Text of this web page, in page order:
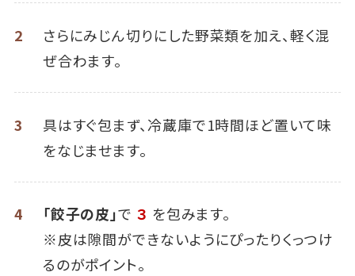
2
さらにみじん切りにした野菜類を加え、軽く混
ぜ合わます。
3
具はすぐ包まず、冷蔵庫で1時間ほど置いて味
をなじませます。
4 「餃子の皮」で ３ を包みます。
※皮は隙間ができないようにぴったりくっつけ
るのがポイント。